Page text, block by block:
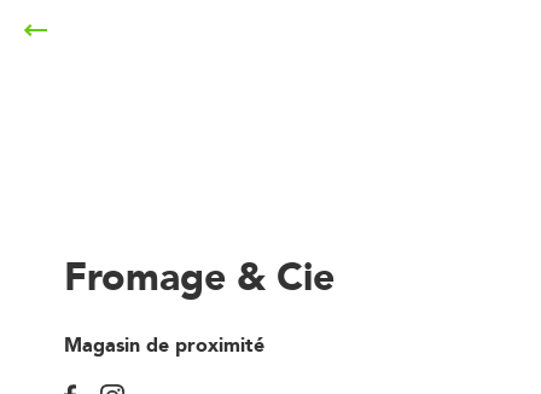
Fromage & Cie
Magasin de proximité